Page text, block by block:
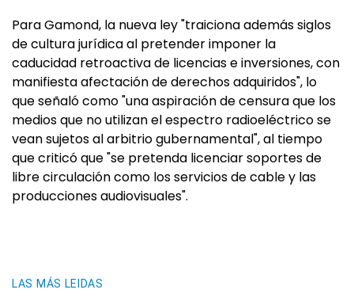
Para Gamond, la nueva ley "traiciona además siglos
de cultura jurídica al pretender imponer la
caducidad retroactiva de licencias e inversiones, con
manifiesta afectación de derechos adquiridos", lo
que señaló como "una aspiración de censura que los
medios que no utilizan el espectro radioeléctrico se
vean sujetos al arbitrio gubernamental", al tiempo
que criticó que "se pretenda licenciar soportes de
libre circulación como los servicios de cable y las
producciones audiovisuales".
LAS MÁS LEIDAS